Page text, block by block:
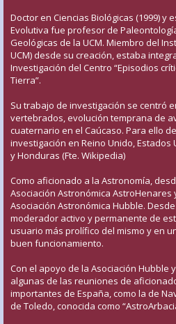
Doctor en Ciencias Biológicas (1999) y
Evolutiva fue profesor de
Geológicas de la UCM. Miembro del
UCM) desde su creación, estaba
Investigación del Centro “Episodios
Tierra”.
Su trabajo de investigación se centró
vertebrados, evolución temprana de
cuaternario en el Caúcaso. Para ello
investigación en Reino Unido, Estados
y Honduras (Fte. Wikipedia)
Como aficionado a la Astronomía,
Asociación Astronómica AstroHenares
Asociación Astronómica Hubble.
moderador activo y permanente de
usuario más prolífico del mismo y en
buen funcionamiento.
Con el apoyo de la Asociación Hubble
algunas de las reuniones de
importantes de España, como la de
de Toledo, conocida como